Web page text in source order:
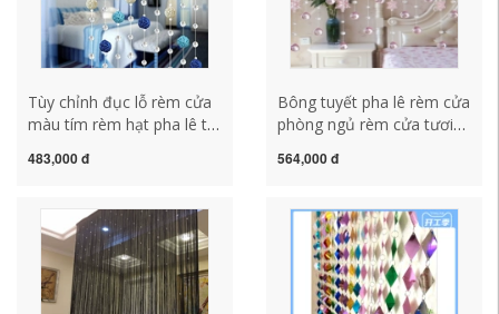
Tùy chỉnh đục lỗ rèm cửa
màu tím rèm hạt pha lê tối
phòng ngủ sang trọng cửa
khách lối đi màn chuỗi pha
483,000 đ
Bông tuyết pha lê rèm cửa
phòng ngủ rèm cửa tươi
phòng khách phòng ăn tủ
không đục lỗ mành rèm
hạt nhựa
564,000 đ